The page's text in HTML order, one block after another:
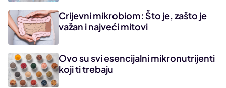
Crijevni mikrobiom: Što je, zašto je
važan i najveći mitovi
Ovo su svi esencijalni mikronutrijenti
koji ti trebaju